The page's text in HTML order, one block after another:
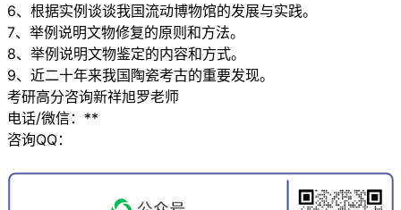
6、根据实例谈谈我国流动博物馆的发展与实践。
7、举例说明文物修复的原则和方法。
8、举例说明文物鉴定的内容和方式。
9、近二十年来我国陶瓷考古的重要发现。
考研高分咨询新祥旭罗老师
电话/微信：**
咨询QQ：